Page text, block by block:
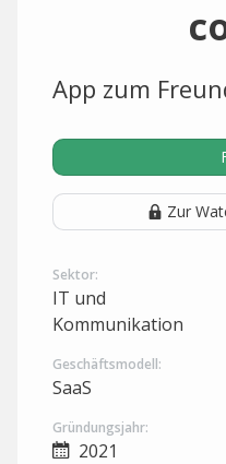
App zum
Zur
Sektor:
IT und
Kommunikation
Geschäftsmodell:
SaaS
Gründungsjahr:
2021